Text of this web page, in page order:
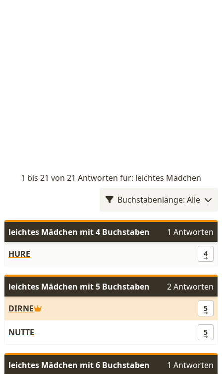
1 bis 21 von 21 Antworten für: leichtes Mädchen
Buchstabenlänge: Alle
leichtes Mädchen mit 4 Buchstaben
1 Antworten
HURE
4
leichtes Mädchen mit 5 Buchstaben
2 Antworten
DIRNE
5
NUTTE 5
leichtes Mädchen mit 6 Buchstaben
1 Antworten